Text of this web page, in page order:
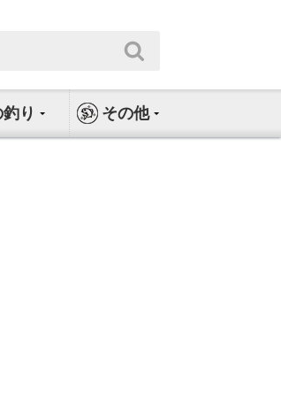
り その他